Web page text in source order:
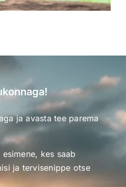
ja avasta tee parema
kes saab
ja tervisenippe otse